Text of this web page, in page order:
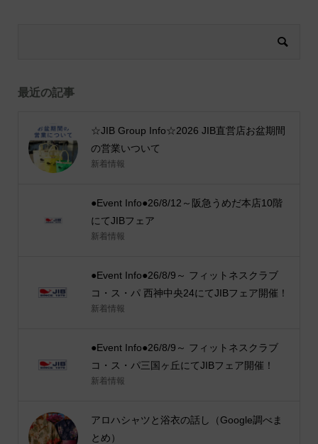
最近の記事
☆JIB Group Info☆2026 JIB直営店お盆期間
の営業いついて
新着情報
●Event Info●26/8/12～阪急うめだ本店10階
にてJIBフェア
新着情報
●Event Info●26/8/9～ フィットネスクラブ
コ・ス・パ 西神中央24にてJIBフェア開催！
新着情報
●Event Info●26/8/9～ フィットネスクラブ
コ・ス・パ三国ヶ丘にてJIBフェア開催！
新着情報
アロハシャツと浴衣の話し（Google調べま
とめ）